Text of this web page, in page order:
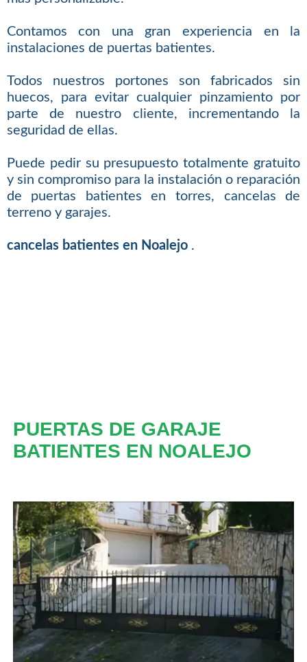
Contamos con una gran experiencia en la
instalaciones de puertas batientes.
Todos nuestros portones son fabricados sin
huecos, para evitar cualquier pinzamiento por
parte de nuestro cliente, incrementando la
seguridad de ellas.
Puede pedir su presupuesto totalmente gratuito
y sin compromiso para la instalación o reparación
de puertas batientes en torres, cancelas de
terreno y garajes.
cancelas batientes en Noalejo .
PUERTAS DE GARAJE
BATIENTES EN NOALEJO